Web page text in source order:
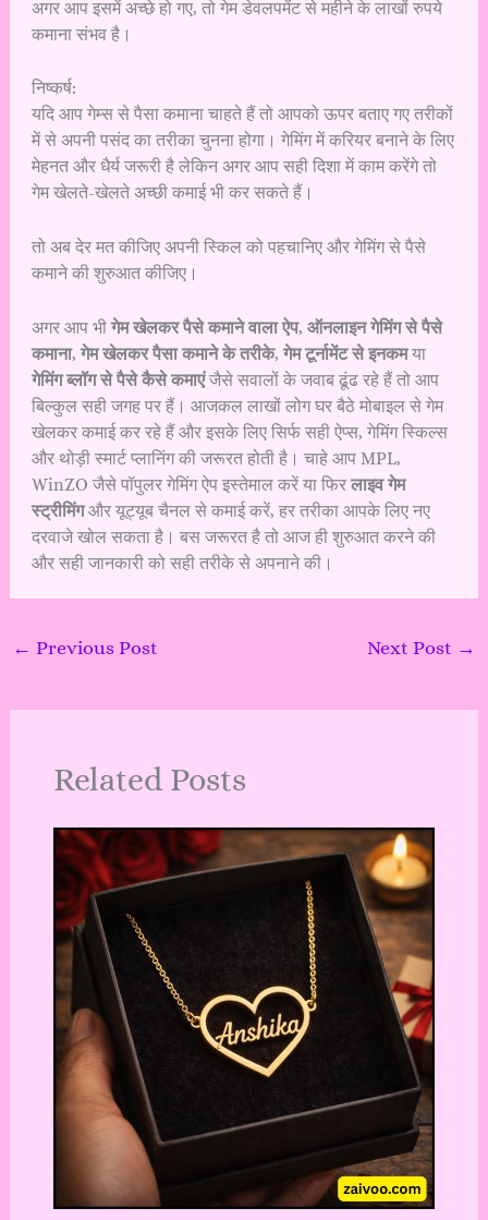
अगर आप इसमें अच्छे हो गए, तो गेम डेवलपमेंट से महीने के लाखों रुपये
कमाना संभव है।
निष्कर्ष:
यदि आप गेम्स से पैसा कमाना चाहते हैं तो आपको ऊपर बताए गए तरीकों
में से अपनी पसंद का तरीका चुनना होगा। गेमिंग में करियर बनाने के लिए
मेहनत और धैर्य जरूरी है लेकिन अगर आप सही दिशा में काम करेंगे तो
गेम खेलते-खेलते अच्छी कमाई भी कर सकते हैं।
तो अब देर मत कीजिए अपनी स्किल को पहचानिए और गेमिंग से पैसे
कमाने की शुरुआत कीजिए।
अगर आप भी गेम खेलकर पैसे कमाने वाला ऐप, ऑनलाइन गेमिंग से पैसे
कमाना, गेम खेलकर पैसा कमाने के तरीके, गेम टूर्नामेंट से इनकमया
गेमिंग ब्लॉग से पैसे कैसे कमाएंजैसे सवालों के जवाब ढूंढ रहे हैं तो आप
बिल्कुल सही जगह पर हैं। आजकल लाखों लोग घर बैठे मोबाइल से गेम
खेलकर कमाई कर रहे हैं और इसके लिए सिर्फ सही ऐप्स, गेमिंग स्किल्स
और थोड़ी स्मार्ट प्लानिंग की जरूरत होती है। चाहे आप MPL,
WinZO जैसे पॉपुलर गेमिंग ऐप इस्तेमाल करें या फिर लाइव गेम
स्ट्रीमिंगऔर यूट्यूब चैनल से कमाई करें, हर तरीका आपके लिए नए
दरवाजे खोल सकता है। बस जरूरत है तो आज ही शुरुआत करने की
और सही जानकारी को सही तरीके से अपनाने की।
← Previous Post Next Post →
Related Posts